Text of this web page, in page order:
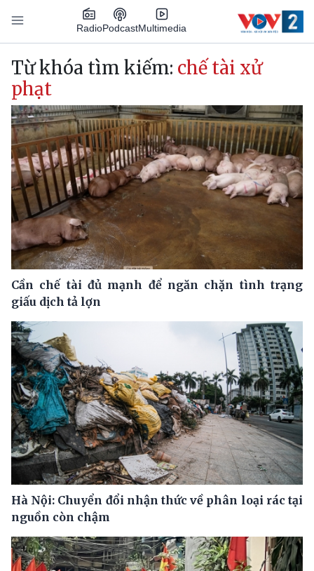
Nhảy đến nội dung
RadioPodcastMultimedia
Main navigation
Từ khóa tìm kiếm: chế tài xử
phạt
Cần chế tài đủ mạnh để ngăn chặn tình trạng
giấu dịch tả lợn
Hà Nội: Chuyển đổi nhận thức về phân loại rác tại
nguồn còn chậm